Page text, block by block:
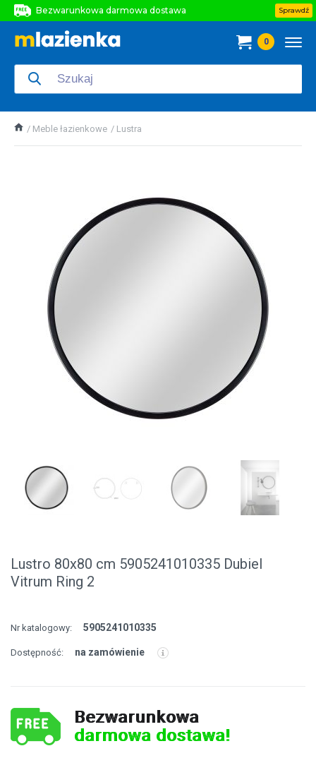
Bezwarunkowa darmowa dostawa
Bezwarunkowa darmowa dostawa
Sprawdź
0
Meble łazienkowe Lustra
Lustro 80x80 cm 5905241010335 Dubiel
Vitrum Ring 2
Nr katalogowy: 5905241010335
Dostępność: na zamówienie
Bezwarunkowa
darmowa dostawa!